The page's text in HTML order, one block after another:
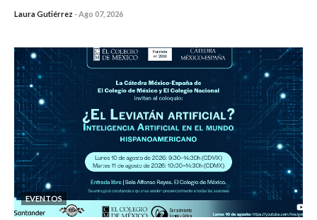
Laura Gutiérrez -Ago 07, 2026
EVENTOS